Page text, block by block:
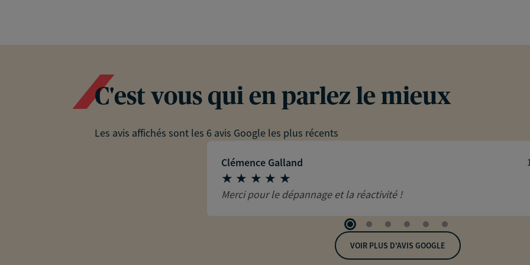
C'est vous qui en parlez le mieux
Les avis affichés sont les 6 avis Google les plus récents
Clémence Galland
Merci pour le dépannage et la réactivité !
VOIR PLUS D'AVIS GOOGLE